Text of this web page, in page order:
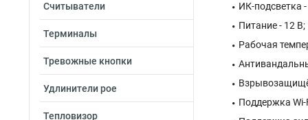
Считыватели
Терминалы
Тревожные кнопки
Удлинители poe
Тепловизор
ИК-подсветка
Питание - 12 В;
Рабочая
Поддержка Wi-